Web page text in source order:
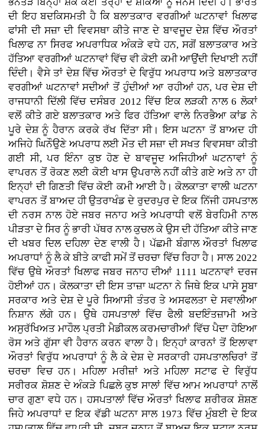
ਦੀ ਇਹ ਬਦਕਿਸਮਤੀ ਹੈ ਕਿ ਬਲਾਤਕਾਰ ਵਰਗੀਆਂ ਘਟਨਾਵਾਂ ਖਿਲਾਫ
ਫਾਂਸੀ ਦੀ ਸਜ਼ਾ ਦੀ ਵਿਵਸਥਾ ਕੀਤੇ ਜਾਣ ਦੇ ਬਾਵਜੂਦ ਦੇਸ਼ ਵਿੱਚ ਔਰਤਾਂ
ਖਿਲਾਫ ਨਾ ਸਿਰਫ ਅਪਰਾਧਿਕ ਅੰਕੜੇ ਵਧੇ ਹਨ, ਸਗੋਂ ਬਲਾਤਕਾਰ ਅਤੇ
ਹੱਤਿਆ ਵਰਗੀਆਂ ਘਟਨਾਵਾਂ ਵਿੱਚ ਵੀ ਕੋਈ ਕਮੀ ਆਉਂਦੀ ਦਿਖਾਈ ਨਹੀਂ
ਦਿੰਦੀ। ਵੈਸੇ ਤਾਂ ਦੇਸ਼ ਵਿੱਚ ਔਰਤਾਂ ਦੇ ਵਿਰੁੱਧ ਅਪਰਾਧ ਅਤੇ ਬਲਾਤਕਾਰ
ਵਰਗੀਆਂ ਘਟਨਾਵਾਂ ਸਦੀਆਂ ਤੋਂ ਹੁੰਦੀਆਂ ਆ ਰਹੀਆਂ ਹਨ, ਪਰ ਦੇਸ਼ ਦੀ
ਰਾਜਧਾਨੀ ਦਿੱਲੀ ਵਿੱਚ ਦਸੰਬਰ 2012 ਵਿੱਚ ਇਕ ਲੜਕੀ ਨਾਲ 6 ਲੋਕਾਂ
ਵਲੋਂ ਕੀਤੇ ਗਏ ਬਲਾਤਕਾਰ ਅਤੇ ਫਿਰ ਹੱਤਿਆ ਵਾਲੇ ਨਿਰਭੈਆ ਕਾਂਡ ਨੇ
ਪੂਰੇ ਦੇਸ਼ ਨੂੰ ਹੈਰਾਨ ਕਰਕੇ ਰੱਖ ਦਿੱਤਾ ਸੀ। ਇਸ ਘਟਨਾ ਤੋਂ ਬਾਅਦ ਹੀ
ਅਜਿਹੇ ਘਿਨੌਉਣੇ ਅਪਰਾਧ ਲਈ ਮੌਤ ਦੀ ਸਜ਼ਾ ਦੀ ਸਖਤ ਵਿਵਸਥਾ ਕੀਤੀ
ਗਈ ਸੀ, ਪਰ ਇੰਨਾ ਕੁਝ ਹੋਣ ਦੇ ਬਾਵਜੂਦ ਅਜਿਹੀਆਂ ਘਟਨਾਵਾਂ ਨੂੰ
ਵਾਪਰਨ ਤੋਂ ਰੋਕਣ ਲਈ ਕੋਈ ਖਾਸ ਉਪਰਾਲੇ ਨਹੀਂ ਕੀਤੇ ਗਏ ਅਤੇ ਨਾ ਹੀ
ਇਨ੍ਹਾਂ ਦੀ ਗਿਣਤੀ ਵਿੱਚ ਕੋਈ ਕਮੀ ਆਈ ਹੈ। ਕੋਲਕਾਤਾ ਵਾਲੀ ਘਟਨਾ
ਵਾਪਰਨ ਤੋਂ ਬਾਅਦ ਹੀ ਉਤਰਾਖੰਡ ਦੇ ਰੁਦਰਪੁਰ ਦੇ ਇਕ ਨਿੱਜੀ ਹਸਪਤਾਲ
ਦੀ ਨਰਸ ਨਾਲ ਹੋਏ ਜਬਰ ਜਨਾਹ ਅਤੇ ਅਪਰਾਧੀ ਵਲੋਂ ਬੇਰਹਿਮੀ ਨਾਲ
ਪੀੜਤਾ ਦੇ ਸਿਰ ਨੂੰ ਭਾਰੀ ਪੱਥਰ ਨਾਲ ਕੁਚਲ ਕੇ ਉਸ ਦੀ ਹੱਤਿਆ ਕੀਤੇ ਜਾਣ
ਦੀ ਖਬਰ ਦਿਲ ਦਹਿਲਾ ਦੇਣ ਵਾਲੀ ਹੈ। ਪੱਛਮੀ ਬੰਗਾਲ ਔਰਤਾਂ ਖਿਲਾਫ
ਅਪਰਾਧਾਂ ਨੂੰ ਲੈ ਕੇ ਬੀਤੇ ਕਾਫੀ ਸਮੇਂ ਤੋਂ ਚਰਚਾ ਵਿੱਚ ਰਿਹਾ ਹੈ। ਸਾਲ 2022
ਵਿੱਚ ਉਥੇ ਔਰਤਾਂ ਖਿਲਾਫ ਜਬਰ ਜਨਾਹ ਦੀਆਂ 1111 ਘਟਨਾਵਾਂ ਦਰਜ
ਹੋਈਆਂ ਹਨ। ਕੋਲਕਾਤਾ ਦੀ ਇਸ ਤਾਜ਼ਾ ਘਟਨਾ ਨੇ ਜਿਥੇ ਇਕ ਪਾਸੇ ਸੂਬਾ
ਸਰਕਾਰ ਅਤੇ ਦੇਸ਼ ਦੇ ਪੂਰੇ ਸਿਆਸੀ ਤੰਤਰ ਤੇ ਅਸਫਲਤਾ ਦੇ ਸਵਾਲੀਆ
ਨਿਸ਼ਾਨ ਲੱਗੇ ਹਨ। ਉਥੇ ਹਸਪਤਾਲਾਂ ਵਿੱਚ ਫੈਲੀ ਬਦਇੰਤਜ਼ਾਮੀ ਅਤੇ
ਅਸੁਰੱਖਿਅਤ ਮਾਹੌਲ ਪ੍ਰਤੀ ਮੈਡੀਕਲ ਕਰਮਚਾਰੀਆਂ ਵਿੱਚ ਪੈਦਾ ਹੋਇਆ
ਰੋਸ ਅਤੇ ਗੁੱਸਾ ਵੀ ਹੈਰਾਨ ਕਰਨ ਵਾਲਾ ਹੈ। ਇਨ੍ਹਾਂ ਕਾਰਨਾਂ ਤੋਂ ਇਲਾਵਾ
ਔਰਤਾਂ ਵਿਰੁੱਧ ਅਪਰਾਧਾਂ ਨੂੰ ਲੈ ਕੇ ਦੇਸ਼ ਦੇ ਸਰਕਾਰੀ ਹਸਪਤਾਲਚਿਰਾਂ ਤੋਂ
ਚਰਚਾ ਵਿਚ ਹਨ। ਮਹਿਲਾ ਮਰੀਜ਼ਾਂ ਅਤੇ ਮਹਿਲਾ ਸਟਾਫ ਦੇ ਵਿਰੁੱਧ
ਸਰੀਰਕ ਸ਼ੋਸ਼ਣ ਦੇ ਅੰਕੜੇ ਪਿਛਲੇ ਕੁਝ ਸਾਲਾਂ ਵਿੱਚ ਆਮ ਅਪਰਾਧਾਂ ਨਾਲੋਂ
ਚਾਰ ਗੁਣਾ ਵਧੇ ਹਨ। ਹਸਪਤਾਲਾਂ ਵਿੱਚ ਔਰਤਾਂ ਖਿਲਾਫ ਸ਼ਰੀਰਕ ਸ਼ੋਸ਼ਣ
ਜਿਹੇ ਅਪਰਾਧਾਂ ਦ ਇਕ ਵੱਡੀ ਘਟਨਾ ਸਾਲ 1973 ਵਿੱਚ ਮੁੰਬਈ ਦੇ ਇਕ